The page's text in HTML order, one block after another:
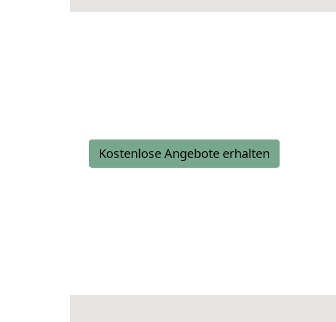
Kostenlose Angebote erhalten